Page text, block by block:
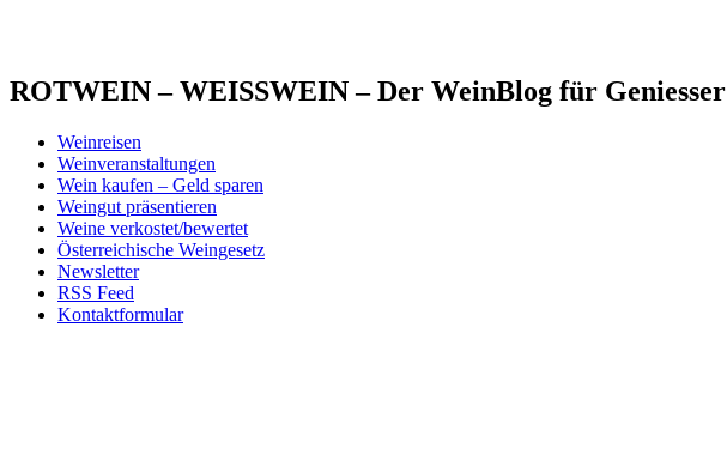
ROTWEIN – WEISSWEIN – Der WeinBlog für Geniesser
Weinreisen
Weinveranstaltungen
Wein kaufen – Geld sparen
Weingut präsentieren
Weine verkostet/bewertet
Österreichische Weingesetz
Newsletter
RSS Feed
Kontaktformular